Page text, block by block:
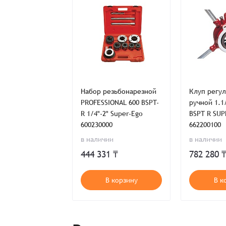
Отправить заявку
Детали заказа
Способ оплаты:
Телефон:
Распечатать детали заказа
Набор резьбонарезной
PROFESSIONAL 600 BSPT-
R 1/4"-2" Super-Ego
600230000
в наличии
444 331 ₸
В корзину
Клуп
ручной
BSPT R
662200100
в наличии
782 280 ₸
В